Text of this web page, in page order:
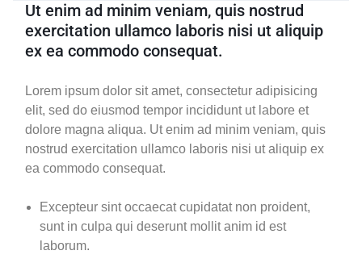
Ut enim ad minim veniam, quis nostrud
exercitation ullamco laboris nisi ut aliquip
ex ea commodo consequat.
Lorem ipsum dolor sit amet, consectetur adipisicing
elit, sed do eiusmod tempor incididunt ut labore et
dolore magna aliqua. Ut enim ad minim veniam, quis
nostrud exercitation ullamco laboris nisi ut aliquip ex
ea commodo consequat.
Excepteur sint occaecat cupidatat non proident,
sunt in culpa qui deserunt mollit anim id est
laborum.